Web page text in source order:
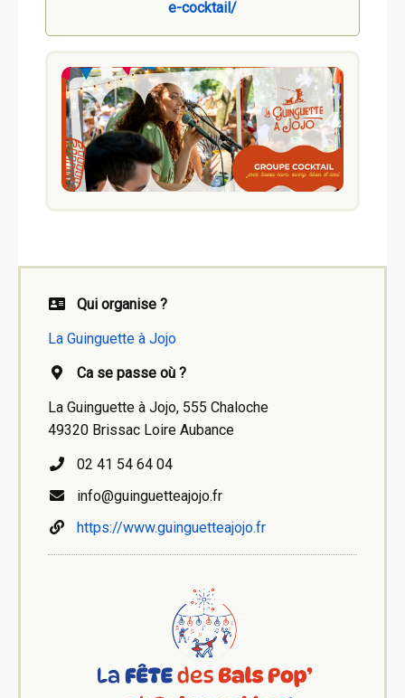
e-cocktail/
Qui organise ?
La Guinguette à Jojo
Ca se passe où ?
La Guinguette à Jojo, 555 Chaloche
49320 Brissac Loire Aubance
02 41 54 64 04
info@guinguetteajojo.fr
https://www.guinguetteajojo.fr